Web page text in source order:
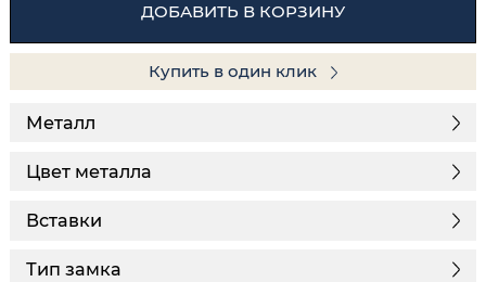
ДОБАВИТЬ В КОРЗИНУ
Купить в один клик
Металл
Цвет металла
Вставки
Тип замка